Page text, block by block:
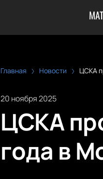
Главная Новости ЦСКА
20 ноября 2025
ЦСКА
года в